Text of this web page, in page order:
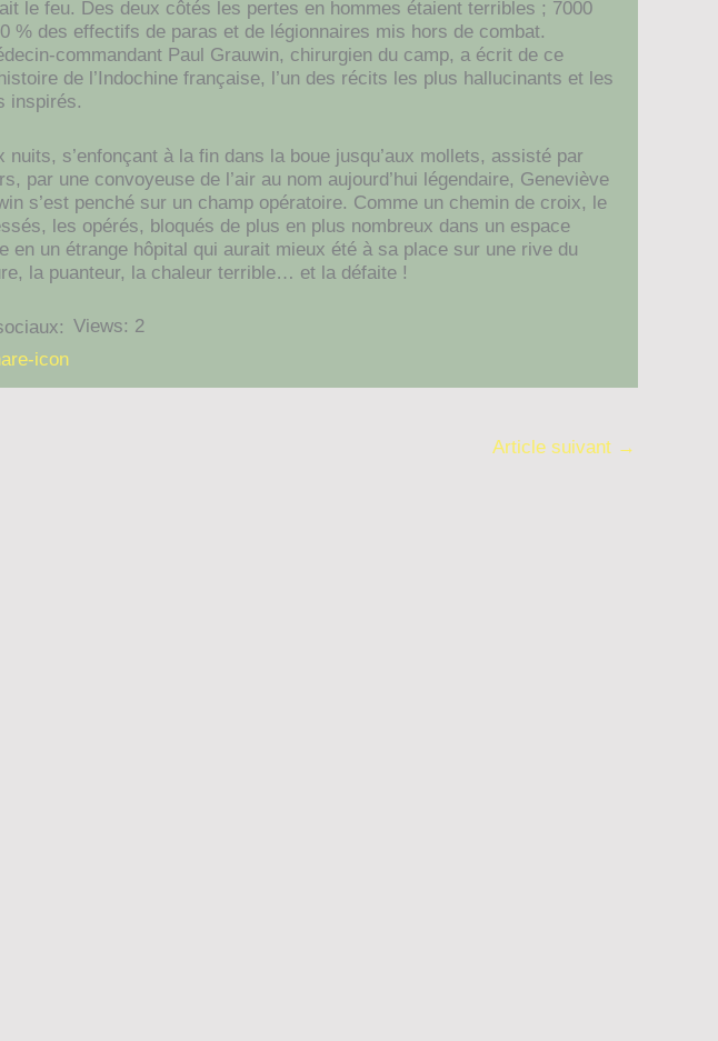
le feu. Des deux côtés les pertes en hommes étaient terribles ; 7000
% des effectifs de paras et de légionnaires mis hors de combat.
commandant Paul Grauwin, chirurgien du camp, a écrit de ce
de l’Indochine française, l’un des récits les plus hallucinants et les
inspirés.
s’enfonçant à la fin dans la boue jusqu’aux mollets, assisté par
par une convoyeuse de l’air au nom aujourd’hui légendaire, Geneviève
s’est penché sur un champ opératoire. Comme un chemin de croix, le
les opérés, bloqués de plus en plus nombreux dans un espace
en un étrange hôpital qui aurait mieux été à sa place sur une rive du
la puanteur, la chaleur terrible… et la défaite !
Views: 2
Article suivant →